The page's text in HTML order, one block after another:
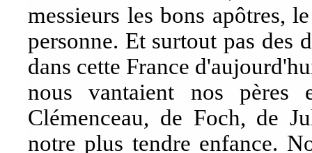
messieurs les bons apôtres,
personne. Et surtout pas des
dans cette France
nous vantaient nos pères
Clémenceau, de Foch, de
notre plus tendre enfance.